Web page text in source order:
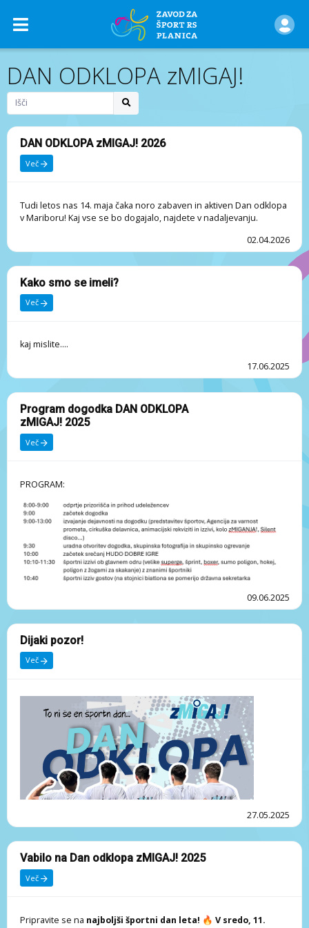
DAN ODKLOPA zMIGAJ!
DAN ODKLOPA zMIGAJ! 2026
Več
Tudi letos nas 14. maja čaka noro zabaven in aktiven Dan odklopa
v Mariboru! Kaj vse se bo dogajalo, najdete v nadaljevanju.
02.04.2026
Kako smo se imeli?
Več
kaj mislite....
17.06.2025
Program dogodka DAN ODKLOPA
zMIGAJ! 2025
Več
PROGRAM:
TLORIS PRIZORIŠČA:
09.06.2025
Dijaki pozor!
Več
27.05.2025
Vabilo na Dan odklopa zMIGAJ! 2025
Več
Pripravite se na najboljši športni dan leta! 🔥 V sredo, 11.